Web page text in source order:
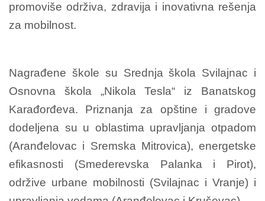
promoviše održiva, zdravija i inovativna rešenja
za mobilnost.
Nagrađene škole su Srednja škola Svilajnac i
Osnovna škola „Nikola Tesla“ iz Banatskog
Karađorđeva. Priznanja za opštine i gradove
dodeljena su u oblastima upravljanja otpadom
(Aranđelovac i Sremska Mitrovica), energetske
efikasnosti (Smederevska Palanka i Pirot),
održive urbane mobilnosti (Svilajnac i Vranje) i